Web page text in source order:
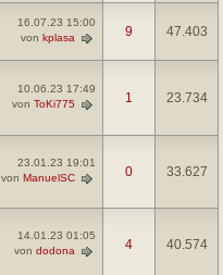
16.07.23 15:00
von kplasa 9 47.403
10.06.23 17:49
von ToKi775 1 23.734
23.01.23 19:01
von ManuelSC 0 33.627
14.01.23 01:05
von dodona 4 40.574